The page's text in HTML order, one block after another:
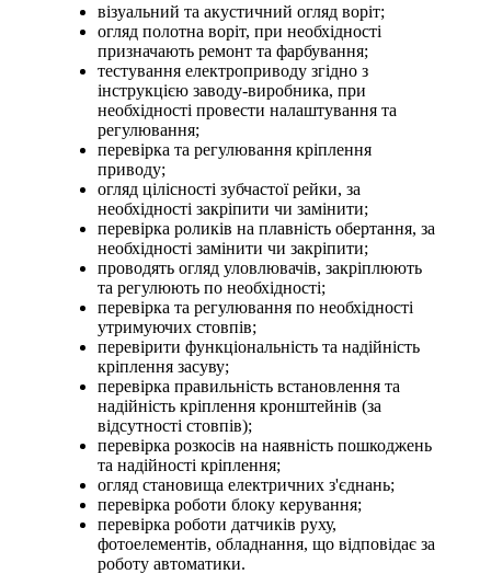
візуальний та акустичний огляд воріт;
огляд полотна воріт, при необхідності
призначають ремонт та фарбування;
тестування електроприводу згідно з
інструкцією заводу-виробника, при
необхідності провести налаштування та
регулювання;
перевірка та регулювання кріплення
приводу;
огляд цілісності зубчастої рейки, за
необхідності закріпити чи замінити;
перевірка роликів на плавність обертання, за
необхідності замінити чи закріпити;
проводять огляд уловлювачів, закріплюють
та регулюють по необхідності;
перевірка та регулювання по необхідності
утримуючих стовпів;
перевірити функціональність та надійність
кріплення засуву;
перевірка правильність встановлення та
надійність кріплення кронштейнів (за
відсутності стовпів);
перевірка розкосів на наявність пошкоджень
та надійності кріплення;
огляд становища електричних з'єднань;
перевірка роботи блоку керування;
перевірка роботи датчиків руху,
фотоелементів, обладнання, що відповідає за
роботу автоматики.